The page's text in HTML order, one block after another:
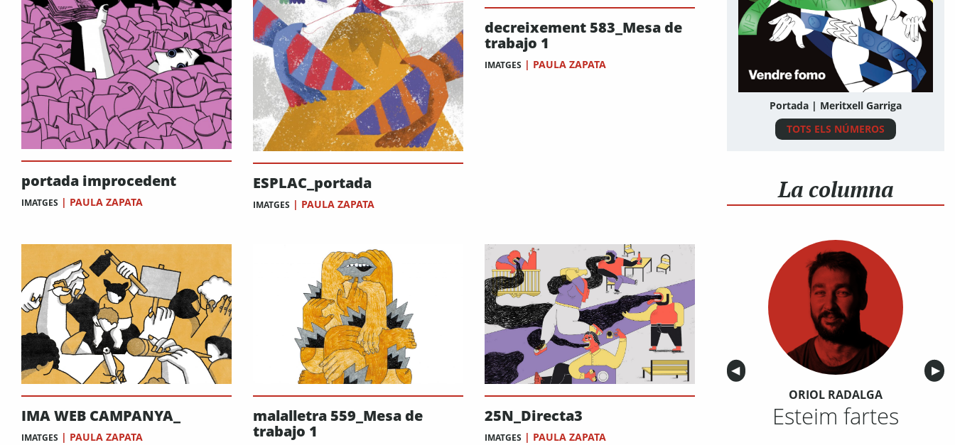
portada improcedent
IMATGES | PAULA ZAPATA
ESPLAC_portada
IMATGES | PAULA ZAPATA
decreixement 583_Mesa de
trabajo 1
IMATGES | PAULA ZAPATA
IMA WEB CAMPANYA_
IMATGES | PAULA ZAPATA
malalletra 559_Mesa de
trabajo 1
25N_Directa3
IMATGES | PAULA ZAPATA
Portada | Meritxell Garriga
TOTS ELS NÚMEROS
La columna
Anterior
◀︎ ▶︎
ORIOL RADALGA
Esteim fartes